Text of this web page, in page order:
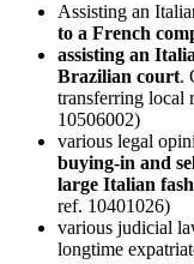
Assisting an
to a French
assisting an
Brazilian court.
transferring local
10506002)
various legal
buying-in and
large Italian
ref. 10401026)
various judicial
longtime